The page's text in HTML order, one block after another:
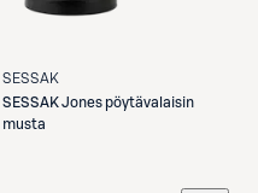
SESSAK
SESSAKJones pöytävalaisin
musta